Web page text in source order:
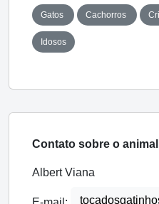
Gatos Cachorros
Idosos
Contato sobre o animal
Albert Viana